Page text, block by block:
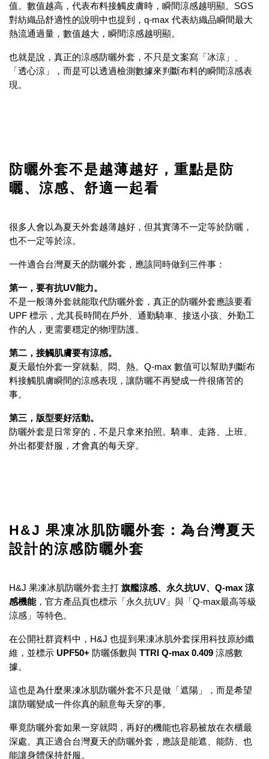
值。數值越高，代表布料接觸皮膚時，瞬間涼感越明顯。SGS
對紡織品舒適性的說明中也提到，q-max 代表紡織品瞬間最大
熱流通過量，數值越大，瞬間涼感越明顯。
也就是說，真正的涼感防曬外套，不只是文案寫「冰涼」、
「透心涼」，而是可以透過檢測數據來判斷布料的瞬間涼感表
現。
防曬外套不是越薄越好，重點是防
曬、涼感、舒適一起看
很多人會以為夏天外套越薄越好，但其實薄不一定等於防曬，
也不一定等於涼。
一件適合台灣夏天的防曬外套，應該同時做到三件事：
第一，要有抗UV能力。
不是一般薄外套就能取代防曬外套，真正的防曬外套應該要看
UPF 標示，尤其長時間在戶外、通勤騎車、接送小孩、外勤工
作的人，更需要穩定的物理防護。
第二，接觸肌膚要有涼感。
夏天最怕外套一穿就黏、悶、熱。Q-max 數值可以幫助判斷布
料接觸肌膚瞬間的涼感表現，讓防曬不再變成一件很痛苦的
事。
第三，版型要好活動。
防曬外套是日常穿的，不是只拿來拍照。騎車、走路、上班、
外出都要舒服，才會真的每天穿。
H&J 果凍冰肌防曬外套：為台灣夏天
設計的涼感防曬外套
H&J 果凍冰肌防曬外套主打 旗艦涼感、永久抗UV、Q-max 涼
感機能，官方產品頁也標示「永久抗UV」與「Q-max最高等級
涼感」等特色。
在公開社群資料中，H&J 也提到果凍冰肌外套採用科技原紗纖
維，並標示 UPF50+ 防曬係數與 TTRI Q-max 0.409 涼感數
據。
這也是為什麼果凍冰肌防曬外套不只是做「遮陽」，而是希望
讓防曬變成一件你真的願意每天穿的事。
畢竟防曬外套如果一穿就悶，再好的機能也容易被放在衣櫃最
深處。真正適合台灣夏天的防曬外套，應該是能遮、能防、也
能讓身體保持舒服。